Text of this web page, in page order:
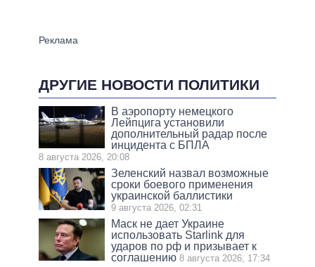
ДРУГИЕ НОВОСТИ ПОЛИТИКИ
В аэропорту немецкого
Лейпцига установили
дополнительный радар после
инцидента с БПЛА
8 августа 2026, 20:08
Зеленский назвал возможные
сроки боевого применения
украинской баллистики
9 августа 2026, 02:31
Маск не дает Украине
использовать Starlink для
ударов по рф и призывает к
соглашению 8 августа 2026, 17:34